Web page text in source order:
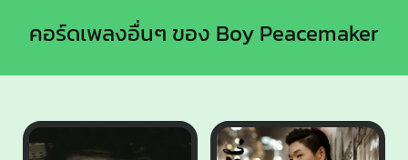
คอร์ดเพลงอื่นๆ ของ Boy Peacemaker